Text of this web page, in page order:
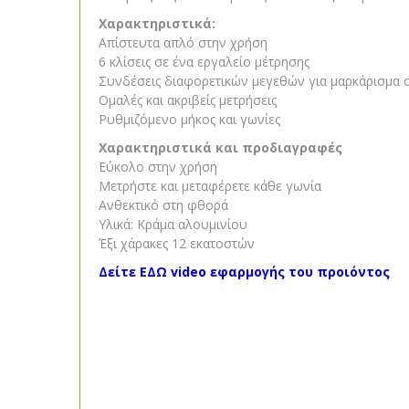
Χαρακτηριστικά:
Απίστευτα απλό στην χρήση
6 κλίσεις σε ένα εργαλείο μέτρησης
Συνδέσεις διαφορετικών μεγεθών για μαρκάρισμα
Ομαλές και ακριβείς μετρήσεις
Ρυθμιζόμενο μήκος και γωνίες
Χαρακτηριστικά και προδιαγραφές
Εύκολο στην χρήση
Μετρήστε και μεταφέρετε κάθε γωνία
Ανθεκτικό στη φθορά
Υλικά: Κράμα αλουμινίου
Έξι χάρακες 12 εκατοστών
Δείτε ΕΔΩ video εφαρμογής του προιόντος